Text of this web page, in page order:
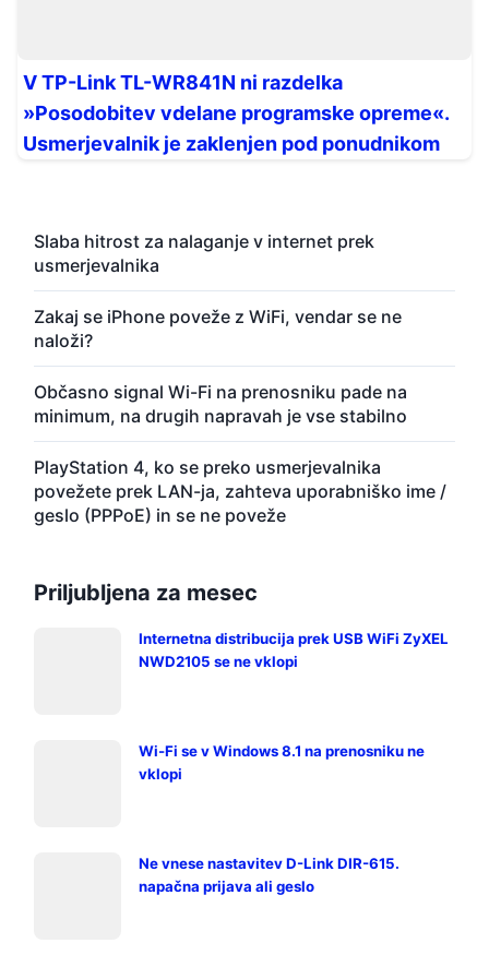
V TP-Link TL-WR841N ni razdelka
»Posodobitev vdelane programske opreme«.
Usmerjevalnik je zaklenjen pod ponudnikom
Slaba hitrost za nalaganje v internet prek
usmerjevalnika
Zakaj se iPhone poveže z WiFi, vendar se ne
naloži?
Občasno signal Wi-Fi na prenosniku pade na
minimum, na drugih napravah je vse stabilno
PlayStation 4, ko se preko usmerjevalnika
povežete prek LAN-ja, zahteva uporabniško ime /
geslo (PPPoE) in se ne poveže
Priljubljena za mesec
Internetna distribucija prek USB WiFi ZyXEL
NWD2105 se ne vklopi
Wi-Fi se v Windows 8.1 na prenosniku ne
vklopi
Ne vnese nastavitev D-Link DIR-615.
napačna prijava ali geslo